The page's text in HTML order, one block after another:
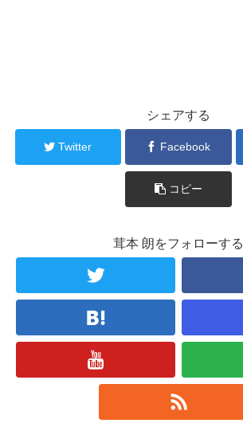
シェアする
Twitter Facebook
コピー
茸本 朗をフォローする